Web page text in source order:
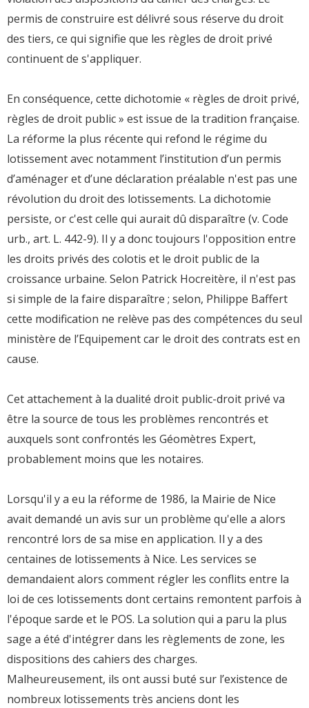
permis de construire est délivré sous réserve du droit
des tiers, ce qui signifie que les règles de droit privé
continuent de s'appliquer.
En conséquence, cette dichotomie « règles de droit privé,
règles de droit public » est issue de la tradition française.
La réforme la plus récente qui refond le régime du
lotissement avec notamment l’institution d’un permis
d’aménager et d’une déclaration préalable n'est pas une
révolution du droit des lotissements. La dichotomie
persiste, or c'est celle qui aurait dû disparaître (v. Code
urb., art. L. 442-9). Il y a donc toujours l'opposition entre
les droits privés des colotis et le droit public de la
croissance urbaine. Selon Patrick Hocreitère, il n'est pas
si simple de la faire disparaître ; selon, Philippe Baffert
cette modification ne relève pas des compétences du seul
ministère de l’Equipement car le droit des contrats est en
cause.
Cet attachement à la dualité droit public-droit privé va
être la source de tous les problèmes rencontrés et
auxquels sont confrontés les Géomètres Expert,
probablement moins que les notaires.
Lorsqu'il y a eu la réforme de 1986, la Mairie de Nice
avait demandé un avis sur un problème qu'elle a alors
rencontré lors de sa mise en application. Il y a des
centaines de lotissements à Nice. Les services se
demandaient alors comment régler les conflits entre la
loi de ces lotissements dont certains remontent parfois à
l'époque sarde et le POS. La solution qui a paru la plus
sage a été d'intégrer dans les règlements de zone, les
dispositions des cahiers des charges.
Malheureusement, ils ont aussi buté sur l’existence de
nombreux lotissements très anciens dont les